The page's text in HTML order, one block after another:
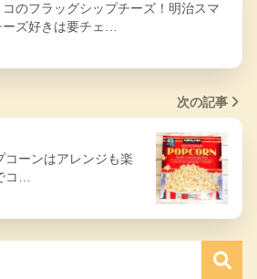
コのフラッグシップチーズ！明治スマ
ーズ好きは要チェ…
次の記事
コーンはアレンジも楽
コ…